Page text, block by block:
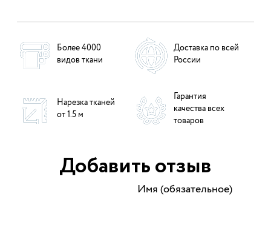
Более 4000
видов ткани
Доставка по всей
России
Нарезка тканей
от 1.5 м
Гарантия
качества всех
товаров
Добавить отзыв
Имя (обязательное)